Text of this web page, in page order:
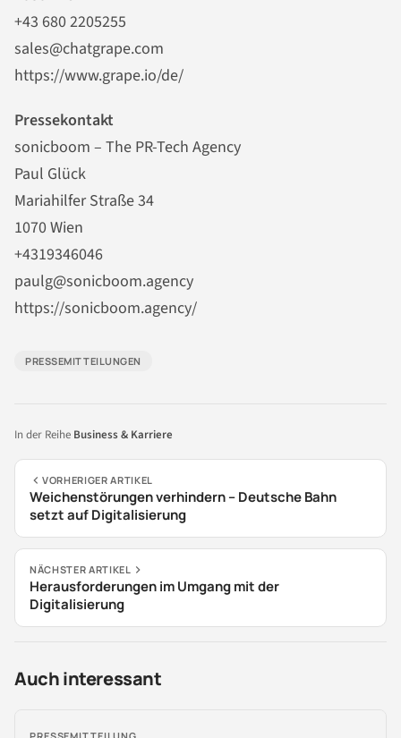
+43 680 2205255
sales@chatgrape.com
https://www.grape.io/de/
Pressekontakt
sonicboom – The PR-Tech Agency
Paul Glück
Mariahilfer Straße 34
1070 Wien
+4319346046
paulg@sonicboom.agency
https://sonicboom.agency/
PRESSEMITTEILUNGEN
In der Reihe Business & Karriere
VORHERIGER ARTIKEL
Weichenstörungen verhindern – Deutsche Bahn
setzt auf Digitalisierung
NÄCHSTER ARTIKEL
Herausforderungen im Umgang mit der
Digitalisierung
Auch interessant